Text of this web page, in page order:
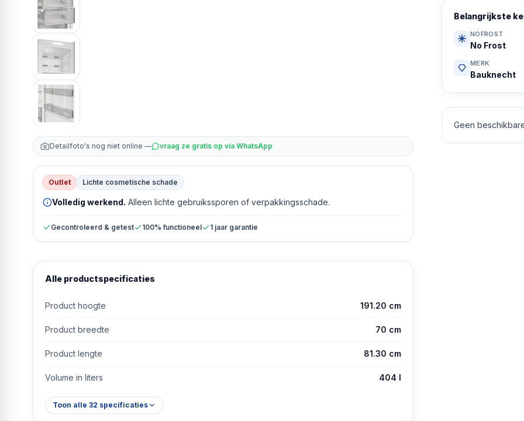
Detailfoto's nog niet online — vraag ze gratis op via WhatsApp
Outlet Lichte cosmetische schade
Volledig werkend. Alleen lichte gebruikssporen of verpakkingsschade.
Gecontroleerd & getest 100% functioneel 1 jaar garantie
Alle productspecificaties
Product hoogte 191.20 cm
Product breedte 70 cm
Product lengte 81.30 cm
Volume in liters 404 l
Toon alle 32 specificaties
Belangrijkste
NOFROST
No Frost
MERK
Bauknecht
Geen